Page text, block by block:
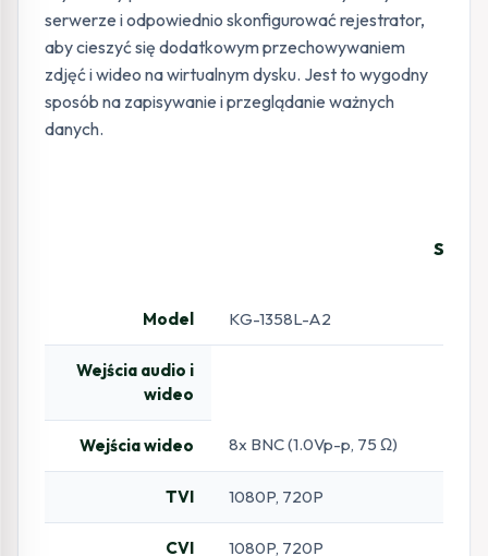
serwerze i odpowiednio skonfigurować rejestrator,
aby cieszyć się dodatkowym przechowywaniem
zdjęć i wideo na wirtualnym dysku. Jest to wygodny
sposób na zapisywanie i przeglądanie ważnych
danych.
Model KG-1358L-A2
Wejścia audio i
wideo
Wejścia wideo 8x BNC (1.0Vp-p, 75 Ω)
TVI 1080P, 720P
CVI 1080P, 720P